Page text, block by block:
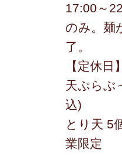
17:00～
のみ。麺
了。
【定休日
天ぷらぶ
込)
とり天 5
業限定